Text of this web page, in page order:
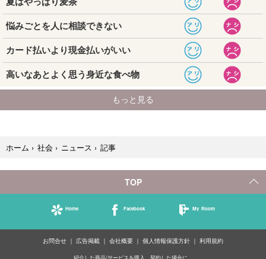
ホーム › 社会 › ニュース › 記事
TOP
Home Facebook My Room
お問合せ 広告掲載 会社概要 個人情報保護方針 利用規約